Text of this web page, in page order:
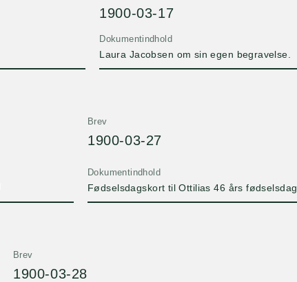
1900-03-17
Dokumentindhold
Laura Jacobsen om sin egen begravelse.
Brev
1900-03-27
Dokumentindhold
Fødselsdagskort til Ottilias 46 års fødselsdag.
Brev
1900-03-28